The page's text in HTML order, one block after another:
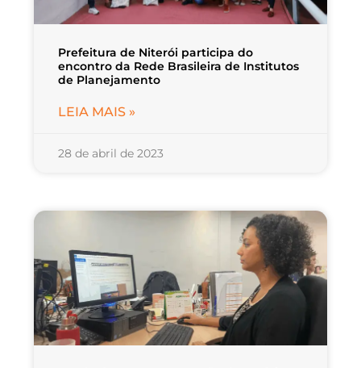
Prefeitura de Niterói participa do
encontro da Rede Brasileira de Institutos
de Planejamento
LEIA MAIS »
28 de abril de 2023